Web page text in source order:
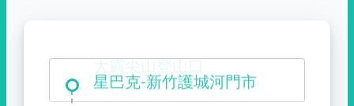
大霸尖山登山口